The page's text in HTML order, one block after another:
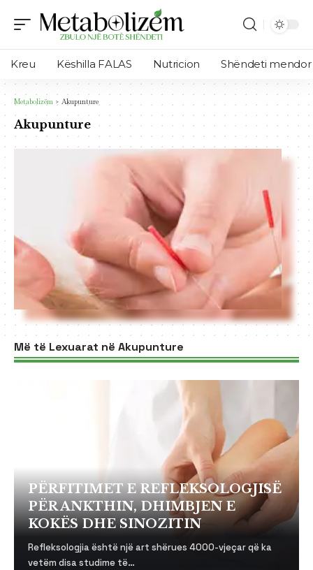
Kreu Këshilla FALAS Nutricion Shëndeti mendor
Metabolizëm > Akupunture
Akupunture
Më të Lexuarat në Akupunture
PËRFITIMET E REFLEKSOLOGJISË
PËR ANKTHIN, DHIMBJEN E
KOKËS DHE SINOZITIN
Refleksologjia është një art shërues 4000-vjeçar që ka
vetëm disa studime të…